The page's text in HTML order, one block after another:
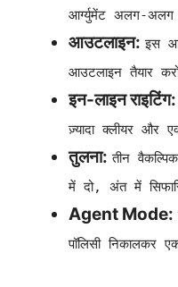
आर्ग्युमेंट अलग-
आउटलाइन: इस
आउटलाइन तैयार
इन-लाइन राइटिंग:
ज़्यादा क्लीयर और
तुलना: तीन
में दो, अंत में
Agent Mode:
पॉलिसी निकालकर